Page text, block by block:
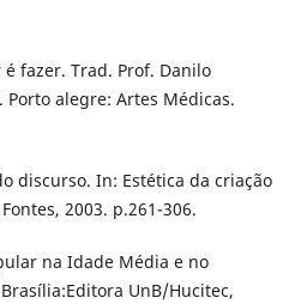
é fazer. Trad. Prof. Danilo
Porto alegre: Artes Médicas.
discurso. In: Estética da criação
2003. p.261-306.
na Idade Média e no
UnB/Hucitec,